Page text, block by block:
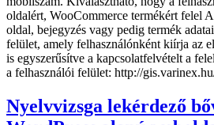
oldalért, WooCommerce termékért felel
oldal, bejegyzés vagy pedig termék
felület, amely felhasználónként kiírja az
is egyszerűsítve a kapcsolatfelvételt a
a felhasználói felület: http://
Nyelvvizsga lekérdező